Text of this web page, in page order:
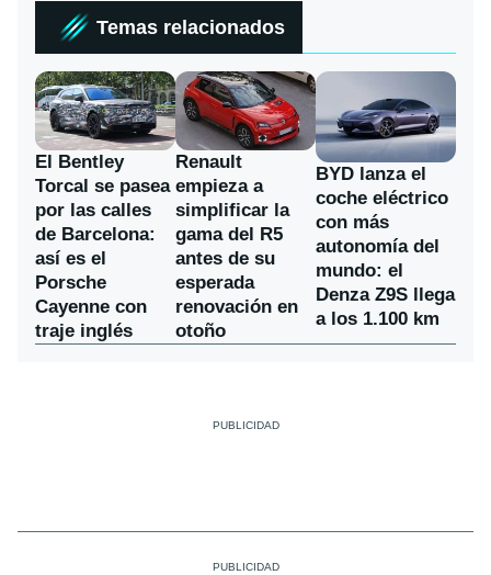
Temas relacionados
El Bentley
Torcal se pasea
por las calles
de Barcelona:
así es el
Porsche
Cayenne con
traje inglés
Renault
empieza a
simplificar la
gama del R5
antes de su
esperada
renovación en
otoño
BYD lanza el
coche eléctrico
con más
autonomía del
mundo: el
Denza Z9S llega
a los 1.100 km